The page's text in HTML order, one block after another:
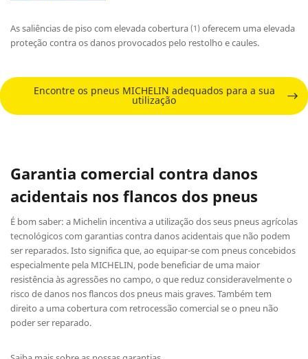
As saliências de piso com elevada cobertura (1) oferecem uma elevada
proteção contra os danos provocados pelo restolho e caules.
Encontre os pneus MICHELIN adequados para a sua
utilização
Garantia comercial contra danos
acidentais nos flancos dos pneus
É bom saber: a Michelin incentiva a utilização dos seus pneus agrícolas
tecnológicos com garantias contra danos acidentais que não podem
ser reparados. Isto significa que, ao equipar-se com pneus concebidos
especialmente pela MICHELIN, pode beneficiar de uma maior
resistência às agressões no campo, o que reduz consideravelmente o
risco de danos nos flancos dos pneus mais graves. Também tem
direito a uma cobertura com retrocessão comercial se o pneu não
poder ser reparado.